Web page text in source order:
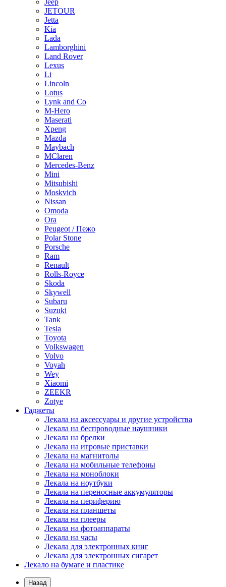
Jeep
JETOUR
Jetta
Kia
Lada
Lamborghini
Land Rover
Lexus
Li
Lincoln
Lotus
Lynk and Co
M-Hero
Maserati
Xpeng
Mazda
Maybach
MClaren
Mercedes-Benz
Mini
Mitsubishi
Moskvich
Nissan
Omoda
Ora
Peugeot / Пежо
Polar Stone
Porsche
Ram
Renault
Rolls-Royce
Skoda
Skywell
Subaru
Suzuki
Tank
Tesla
Toyota
Volkswagen
Volvo
Voyah
Wey
Xiaomi
ZEEKR
Zotye
Гаджеты
Лекала на аксессуары и другие устройства
Лекала на беспроводные наушники
Лекала на брелки
Лекала на игровые приставки
Лекала на магнитолы
Лекала на мобильные телефоны
Лекала на моноблоки
Лекала на ноутбуки
Лекала на переносные аккумуляторы
Лекала на периферию
Лекала на планшеты
Лекала на плееры
Лекала на фотоаппараты
Лекала на часы
Лекала для электронных книг
Лекала для электронных сигарет
Лекало на бумаге и пластике
Назад